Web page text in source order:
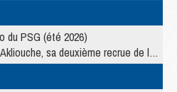
du PSG (été 2026)
sa deuxième recrue de l’été